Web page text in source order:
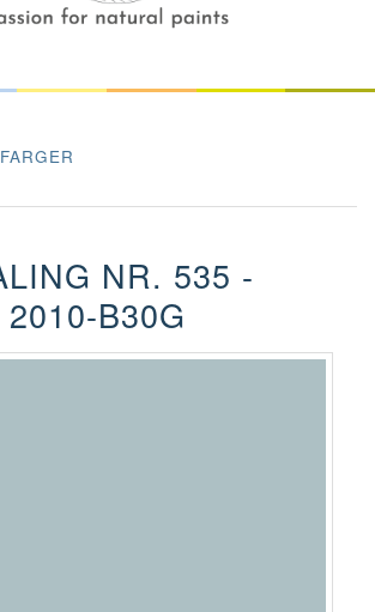
NR. 535 -
B30G